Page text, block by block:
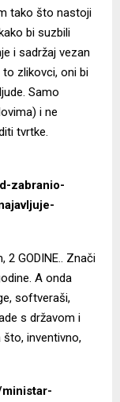
tako što nastoji
bi suzbili
i sadržaj vezan
to zlikovci, oni bi
Samo
i ne
tvrtke.
zabranio-
2 GODINE.. Znači
A onda
softveraši,
s državom i
inventivno,
ministar-